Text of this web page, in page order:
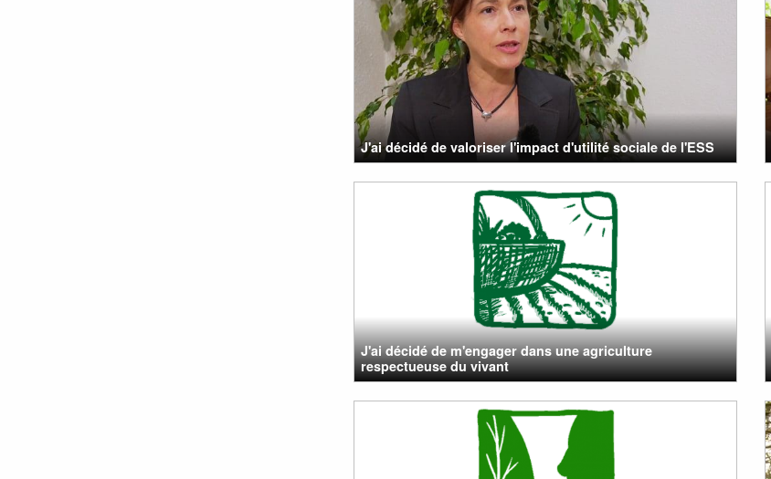
J'ai décidé de valoriser l'impact d'utilité sociale de l'ESS
J'ai décidé de m'engager dans une agriculture
respectueuse du vivant